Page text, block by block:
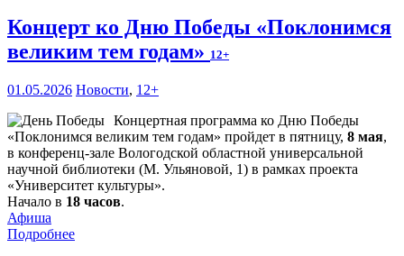
Концерт ко Дню Победы «Поклонимся
великим тем годам» 12+
01.05.2026 Новости, 12+
Концертная программа ко Дню Победы
«Поклонимся великим тем годам» пройдет в пятницу, 8 мая,
в конференц-зале Вологодской областной универсальной
научной библиотеки (М. Ульяновой, 1) в рамках проекта
«Университет культуры».
Начало в 18 часов.
Афиша
Подробнее